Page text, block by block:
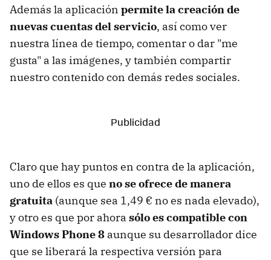
Además la aplicación permite la creación de
nuevas cuentas del servicio, así como ver
nuestra línea de tiempo, comentar o dar "me
gusta" a las imágenes, y también compartir
nuestro contenido con demás redes sociales.
Claro que hay puntos en contra de la aplicación,
uno de ellos es que no se ofrece de manera
gratuita (aunque sea 1,49 € no es nada elevado),
y otro es que por ahora sólo es compatible con
Windows Phone 8 aunque su desarrollador dice
que se liberará la respectiva versión para